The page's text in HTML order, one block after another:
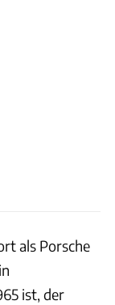
als Porsche
ist, der